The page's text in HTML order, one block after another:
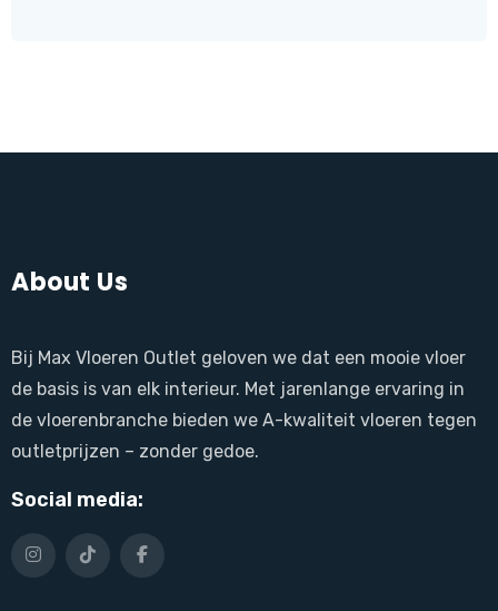
About Us
Bij Max Vloeren Outlet geloven we dat een mooie vloer
de basis is van elk interieur. Met jarenlange ervaring in
de vloerenbranche bieden we A-kwaliteit vloeren tegen
outletprijzen – zonder gedoe.
Social media: